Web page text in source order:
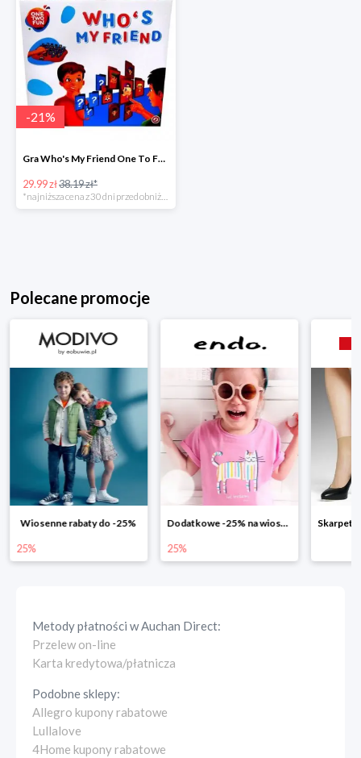
-21%
Gra Who's My Friend One To Fun w super cenie
29.99 zł38.19 zł*
Polecane promocje
Dodatkowe -25% na wiosenne nowości
25%
Skarpetki Marylin - Promocja 4+1
Metody płatności wAuchan Direct:
Przelew on-line
Karta kredytowa/płatnicza
Podobne sklepy:
Allegro kupony rabatowe
Lullalove
4Home kupony rabatowe